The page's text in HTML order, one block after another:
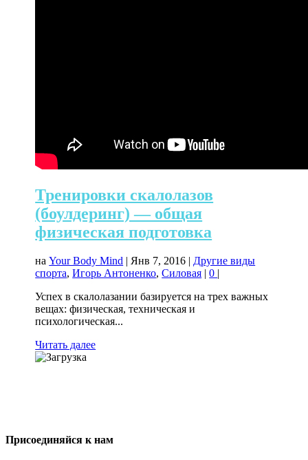
Тренировки скалолазов
(боулдеринг) — общая
физическая подготовка
наYour Body Mind |Янв 7, 2016 |Другие виды
спорта,Игорь Антоненко,Силовая |0
Успех в скалолазании базируется на трех важных
вещах: физическая, техническая и
психологическая...
Читать далее
Присоединяйся к нам